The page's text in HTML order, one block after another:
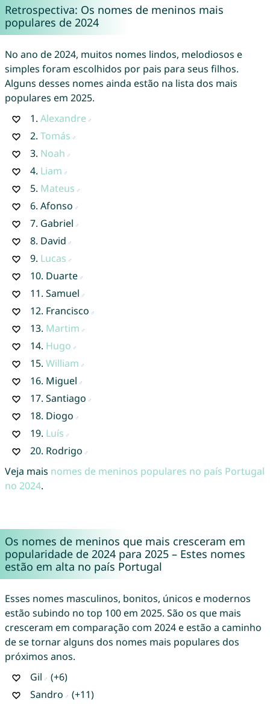
Retrospectiva: Os nomes de meninos mais
populares de 2024
No ano de 2024, muitos nomes lindos, melodiosos e
simples foram escolhidos por pais para seus filhos.
Alguns desses nomes ainda estão na lista dos mais
populares em 2025.
1. Alexandre
2. Tomás
3. Noah
4. Liam
5. Mateus
6. Afonso
7. Gabriel
8. David
9. Lucas
10. Duarte
11. Samuel
12. Francisco
13. Martim
14. Hugo
15. William
16. Miguel
17. Santiago
18. Diogo
19. Luís
20. Rodrigo
Veja mais nomes de meninos populares no país Portugal
no 2024.
Os nomes de meninos que mais cresceram em
popularidade de 2024 para 2025 – Estes nomes
estão em alta no país Portugal
Esses nomes masculinos, bonitos, únicos e modernos
estão subindo no top 100 em 2025. São os que mais
cresceram em comparação com 2024 e estão a caminho
de se tornar alguns dos nomes mais populares dos
próximos anos.
Gil
(+6)
Sandro
(+11)